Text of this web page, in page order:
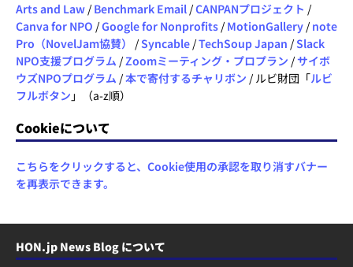
Arts and Law / Benchmark Email /CANPANプロジェクト /
Canva for NPO /Google for Nonprofits / MotionGallery / note
Pro（NovelJam協賛）
/Syncable /TechSoup Japan /Slack
NPO支援プログラム /Zoomミーティング・プロプラン /サイボ
ウズNPOプログラム /本で寄付するチャリボン / ルビ財団「ルビ
フルボタン 」（a-z順）
Cookieについて
こちらをクリックすると、Cookie使用の承認を取り消すバナー
を再表示できます。
HON.jp News Blog について